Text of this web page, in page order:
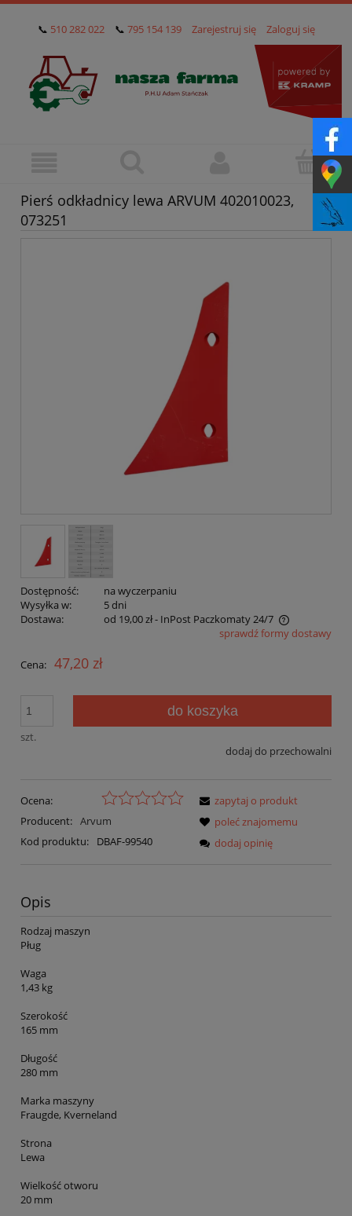
📞 510 282 022 📞 795 154 139 Zarejestruj się Zaloguj się
Pierś odkładnicy lewa ARVUM 402010023,
073251
Dostępność:
na wyczerpaniu
Wysyłka w:
5 dni
Dostawa:
od 19,00 zł- InPost Paczkomaty 24/7
Cena nie zawiera ewentualnych kosztów płatnościsprawdź formy dostawy
Cena: 47,20 zł
szt.
do koszyka
dodaj do przechowalni
Ocena:
Producent: Arvum
Kod produktu:
DBAF-99540
zapytaj o produkt
poleć znajomemu
dodaj opinię
Opis
Rodzaj maszyn
Pług
Waga
1,43 kg
Szerokość
165 mm
Długość
280 mm
Marka maszyny
Fraugde, Kverneland
Strona
Lewa
Wielkość otworu
20 mm